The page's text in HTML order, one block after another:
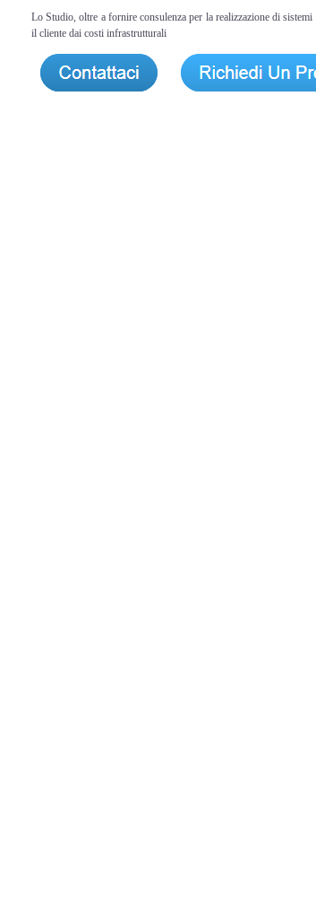
Lo Studio, oltre a fornire consulenza per la realizzazione di
il cliente dai costi infrastrutturali